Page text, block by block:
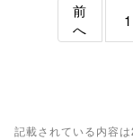
前
へ
1
記載されている内容